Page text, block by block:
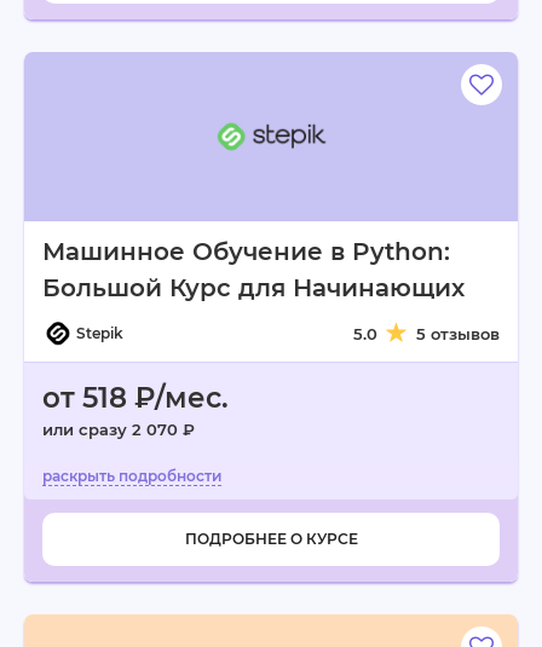
Машинное Обучение в Python:
Большой Курс для Начинающих
Stepik 5.0 5 отзывов
от 518 ₽/мес.
или сразу 2 070 ₽
ПОДРОБНЕЕ О КУРСЕ